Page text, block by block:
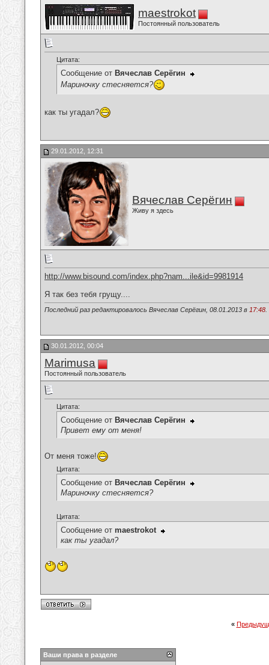
maestrokot
Постоянный пользователь
Цитата:
Сообщение от Вячеслав Серёгин
Мариночку стесняется?
как ты угадал?
29.01.2012, 12:31
Вячеслав Серёгин
Живу я здесь
http://www.bisound.com/index.php?nam...ile&id=9981914
Я так без тебя грущу....
Последний раз редактировалось Вячеслав Серёгин, 08.01.2013 в 17:48
30.01.2012, 00:04
Marimusa
Постоянный пользователь
Цитата:
Сообщение от Вячеслав Серёгин
Привет ему от меня!
От меня тоже!
Цитата:
Сообщение от Вячеслав Серёгин
Мариночку стесняется?
Цитата:
Сообщение от maestrokot
как ты угадал?
«
Ваши права в разделе